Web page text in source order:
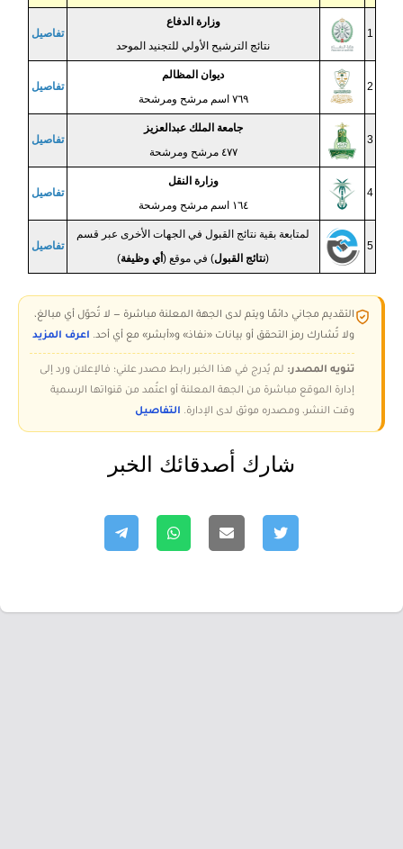
1
وزارة الدفاع
نتائج الترشيح الأولي للتجنيد الموحد
تفاصيل
2
ديوان المظالم
٧٦٩ اسم مرشح ومرشحة
تفاصيل
3
جامعة الملك عبدالعزيز
٤٧٧ مرشح ومرشحة
تفاصيل
4
وزارة النقل
١٦٤ اسم مرشح ومرشحة
تفاصيل
5
لمتابعة بقية نتائج القبول في الجهات الأخرى عبر قسم
(نتائج القبول) في موقع ( أي وظيفة)
تفاصيل
التقديم مجاني دائمًا ويتم لدى الجهة المعلنة مباشرة — لا تُحوّل أي مبالغ،
ولا تُشارك رمز التحقق أو بيانات «نفاذ» و«أبشر» مع أي أحد. اعرف المزيد
تنويه المصدر: لم يُدرج في هذا الخبر رابط مصدر علني؛ فالإعلان ورد إلى
إدارة الموقع مباشرة من الجهة المعلنة أو اعتُمد من قنواتها الرسمية
وقت النشر، ومصدره موثق لدى الإدارة. التفاصيل
شارك أصدقائك الخبر